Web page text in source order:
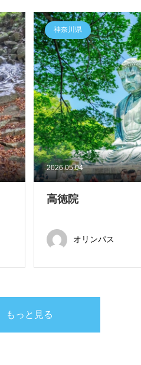
2026.05.04
神奈川県
高徳院
オリンパス
もっと見る